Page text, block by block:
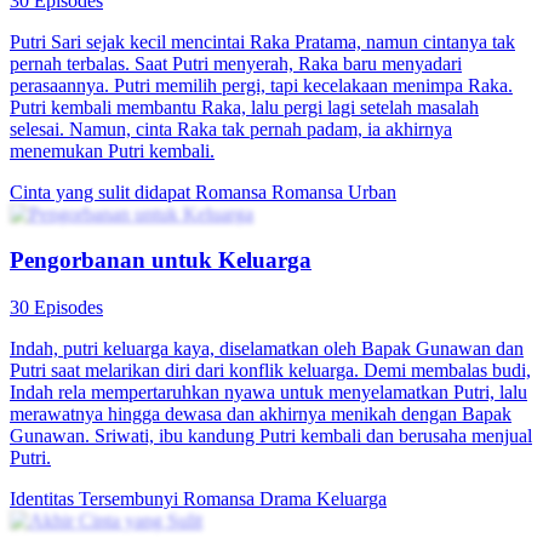
Kepulangan Sang Pewaris Sejati
82 Episodes
Ning Xi adalah putri kandung dari sebuah keluarga kaya yang,
setelah terpisah selama bertahun-tahun, akhirnya dibawa kembali ke
rumah. Namun, orang tuanya menunjukkan sikap pilih kasih yang
ekstrem terhadap putri angkatnya. Dalam sebuah plot yang didalangi